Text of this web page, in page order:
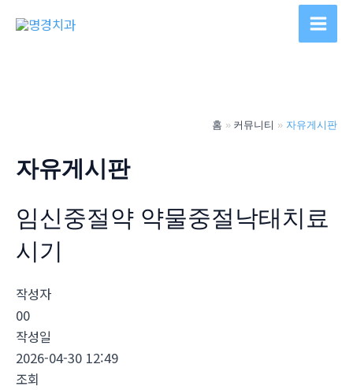
Main
홈 커뮤니티 자유게시판
자유게시판
임신중절약 약물중절낙태치료
시기
작성자
00
작성일
2026-04-30 12:49
조회